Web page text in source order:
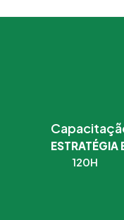
ESTRATÉGIA
120H